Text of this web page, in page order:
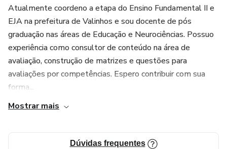
Atualmente coordeno a etapa do Ensino Fundamental II e
EJA na prefeitura de Valinhos e sou docente de pós
graduação nas áreas de Educação e Neurociências. Possuo
experiência como consultor de conteúdo na área de
avaliação, construção de matrizes e questões para
avaliações por competências. Espero contribuir com sua
forma...
Mostrar mais
Dúvidas frequentes